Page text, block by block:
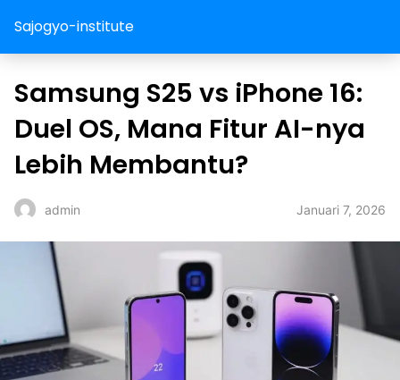
Sajogyo-institute
Samsung S25 vs iPhone 16:
Duel OS, Mana Fitur AI-nya
Lebih Membantu?
admin Januari 7, 2026